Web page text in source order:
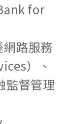
for
路服務
）、
監督管理